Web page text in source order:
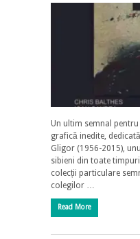
Un ultim semnal
grafică inedite,
Gligor (1956-2015),
sibieni din toate
colecții particulare
colegilor …
Read More